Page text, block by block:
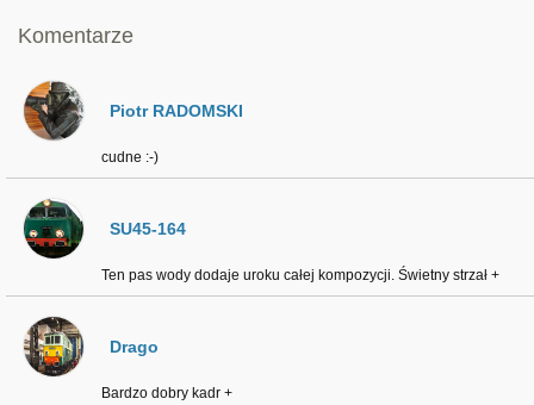
Komentarze
Piotr RADOMSKI
cudne :-)
SU45-164
Ten pas wody dodaje uroku całej kompozycji. Świetny strzał +
Drago
Bardzo dobry kadr +